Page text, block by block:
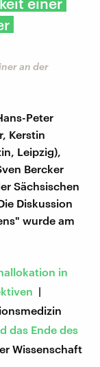
an der
Peter
Kerstin
Leipzig),
Bercker
Sächsischen
Diskussion
wurde am
in
|
das Ende des
Wissenschaft